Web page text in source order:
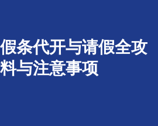
条代开与请假全攻
与注意事项